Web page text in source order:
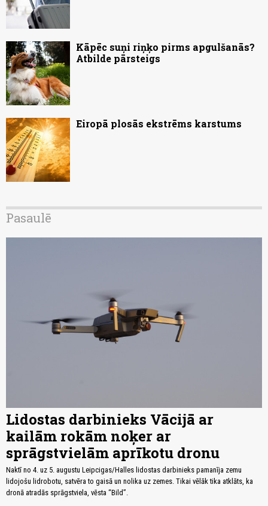
Kāpēc suņi riņķo pirms apgulšanās?
Atbilde pārsteigs
Eiropā plosās ekstrēms karstums
Pasaulē
Lidostas darbinieks Vācijā ar
kailām rokām noķer ar
sprāgstvielām aprīkotu dronu
Naktī no 4. uz 5. augustu Leipcigas/Halles lidostas darbinieks pamanīja zemu
lidojošu lidrobotu, satvēra to gaisā un nolika uz zemes. Tikai vēlāk tika atklāts, ka
dronā atradās sprāgstviela, vēsta “Bild”.